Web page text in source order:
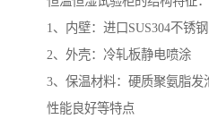
1、内壁：进口SUS304不锈钢
2、外壳：冷轧板静电喷涂
3、保温材料：硬质聚氨脂
性能良好等特点